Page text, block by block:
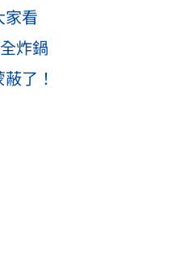
家看
炸鍋
了！